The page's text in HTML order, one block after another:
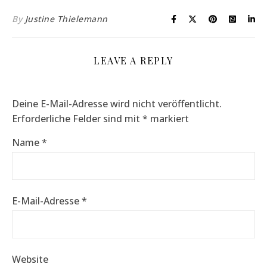
By Justine Thielemann
LEAVE A REPLY
Deine E-Mail-Adresse wird nicht veröffentlicht.
Erforderliche Felder sind mit * markiert
Name*
E-Mail-Adresse*
Website